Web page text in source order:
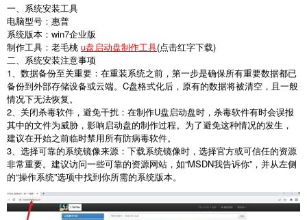
一、系统安装工具
电脑型号：惠普
系统版本：win7企业版
制作工具：老毛桃 u盘启动盘制作工具(点击红字下载)
二、系统安装注意事项
1
、数据备份至关重要：在重装系统之前，第一步是确保所有重要数据都已
备份到外部存储设备或云端。 C盘格式化后，原有的数据将被清空，且一般
情况下无法恢复。
2 、关闭杀毒软件，避免干扰：在制作U盘启动盘时，杀毒软件有时会误报
其中的文件为威胁，影响启动盘的制作过程。为了避免这种情况的发生，
建议在开始之前临时禁用所有防病毒软件。
3 、选择可靠的系统镜像来源：下载系统镜像时，选择官方或可信任的资源
非常重要。建议访问一些可靠的资源网站，如“MSDN我告诉你”，并从左侧
的“操作系统”选项中找到你所需的系统版本。